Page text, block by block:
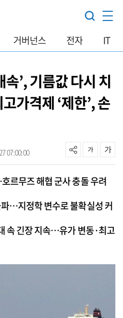
거버넌스 전자 IT
’, 기름값 다시 치
가격제 ‘제한’, 손
07:00:00
르무즈 해협 군사 충돌 우려
…지정학 변수로 불확실성 커
속 긴장 지속…유가 변동·최고